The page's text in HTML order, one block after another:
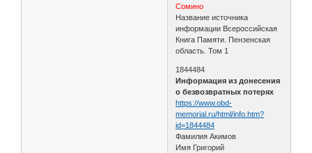
Сомино
Название источника
информации Всероссийская
Книга Памяти. Пензенская
область. Том 1
1844484
Информация из донесения
о безвозвратных потерях
https://www.obd-
memorial.ru/html/info.htm?
id=1844484
Фамилия Акимов
Имя Григорий